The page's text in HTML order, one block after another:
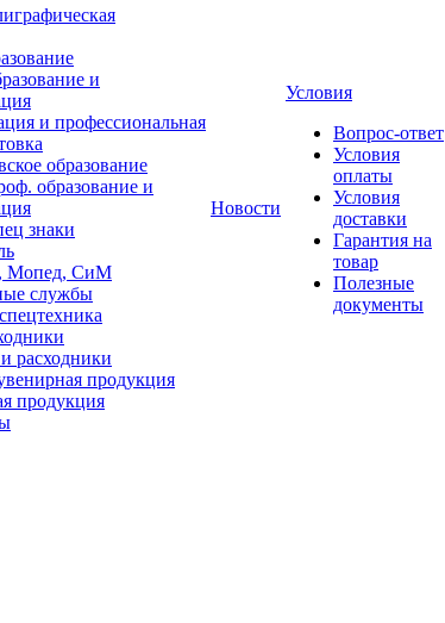
и
и профессиональная
образование
образование и
знаки
Мопед, СиМ
службы
расходники
продукция
продукция
Новости
Условия
Вопрос-ответ
Условия
оплаты
Условия
доставки
Гарантия на
товар
Полезные
документы